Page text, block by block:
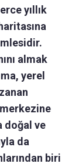
yıllık
almak
yerel
doğal ve
da
biri